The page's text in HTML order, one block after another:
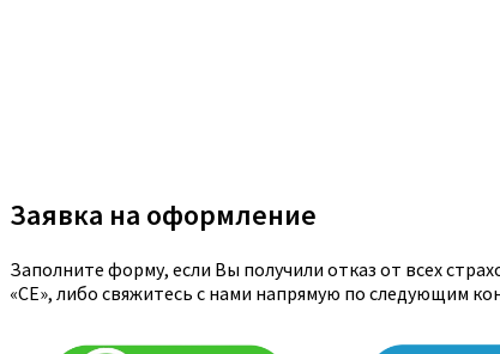
Заявка на оформление
Заполните форму, если Вы получили отказ от всех
«CE», либо свяжитесь с нами напрямую по следующим